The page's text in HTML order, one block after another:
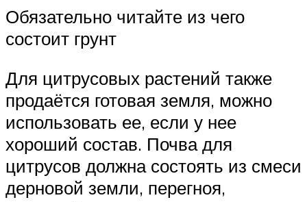
Обязательно читайте из чего
состоит грунт
Для цитрусовых растений также
продаётся готовая земля, можно
использовать ее, если у нее
хороший состав. Почва для
цитрусов должна состоять из смеси
дерновой земли, перегноя,